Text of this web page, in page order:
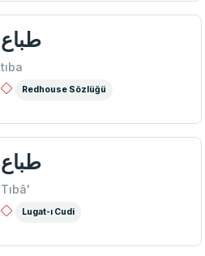
طباع
tıba
Redhouse Sözlüğü
طباع
Tıbâ'
Lugat-ı Cudi